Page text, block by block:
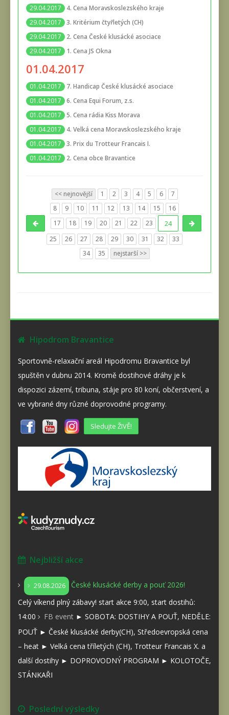
29.04.2017
4. Cena Moravskoslezského kraje
29.04.2017
3. Kritérium čtyřletých (CH)
29.04.2017
2. Cena České klusácké asociace
29.04.2017
1. Cena JS Okna
01.04.2017
01.04.2017
7. Handicap České klusácké asociace
01.04.2017
6. Cena Equi Forum, z.s.
01.04.2017
5. Cena rádia Kiss Morava
01.04.2017
4. Velká cena Moravskoslezského kraje
01.04.2017
3. Prix du Trotteur Francais I.
01.04.2017
2. Cena obce Bravantice
<< nejnovější 1 2 3 4 5 6
7
8
9 10 11 12 13 14 15
16
17
18 19 20 21 22 23 24
25 26 27 28 29 30 31 32
33
34
35 nejstarší >>
Hipodrom Bravantice
Sportovně-relaxační areál Hipodromu Bravantice byl
spuštěn v dubnu 2014. Kromě dostihové dráhy je k
dispozici zázemí, tribuna, stáje pro 80 koní, občerstvení, a
ve vybrané dny různé doprovodné programy.
Sledujte ŽIVĚ!
Nejbližší akce
29.08.2026
České klusácké derby a pouť 2026!
Celý víkend plný zábavy! start akce 9:00, start dostihů:
14:00
FB event ► SOBOTA: DOSTIHY A POUŤ, NEDĚLE:
POUŤ ► České klusácké derby(CH), Středoevropská cena
– heat ► Velká cena tříletých (CH), Trotteur Francais X. a
další dostihy ► DOPROVODNÝ PROGRAM ► KOLOTOČE,
STÁNKAŘI
Poslední výsledky